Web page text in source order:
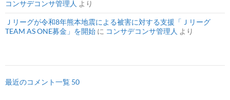
コンサデコンサ管理人 より
Ｊリーグが令和8年熊本地震による被害に対する支援「Ｊリーグ
TEAM AS ONE募金」を開始 に コンサデコンサ管理人 より
最近のコメント一覧 50